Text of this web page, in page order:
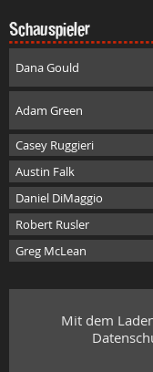
Schauspieler
Dana Gould
Adam Green
Casey Ruggieri
Austin Falk
Daniel DiMaggio
Robert Rusler
Greg McLean
Mit dem